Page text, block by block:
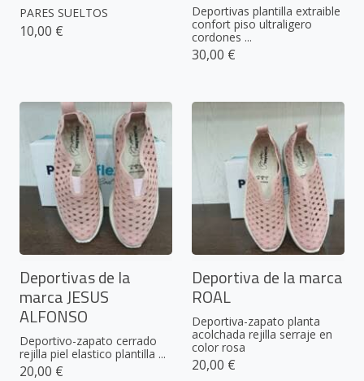
PARES SUELTOS
10,00 €
Deportivas plantilla extraible
confort piso ultraligero
cordones ...
30,00 €
Deportivas de la
marca JESUS
ALFONSO
Deportivo-zapato cerrado
rejilla piel elastico plantilla ...
20,00 €
Deportiva de la marca
ROAL
Deportiva-zapato planta
acolchada rejilla serraje en
color rosa
20,00 €